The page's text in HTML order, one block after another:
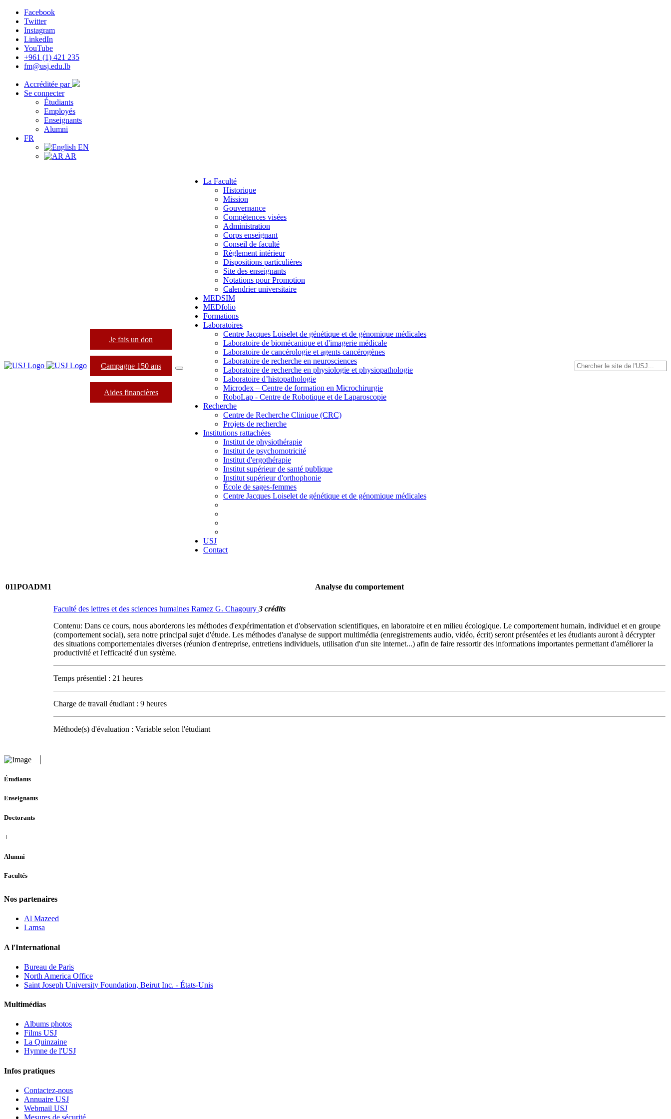
Facebook
Twitter
Instagram
LinkedIn
YouTube
+961 (1) 421 235
fm@usj.edu.lb
Accréditée par
Se connecter
Étudiants
Employés
Enseignants
Alumni
FR
EN
AR
Je fais un don
Campagne 150 ans
Aides financières
La Faculté
Historique
Mission
Gouvernance
Compétences visées
Administration
Corps enseignant
Conseil de faculté
Règlement intérieur
Dispositions particulières
Site des enseignants
Notations pour Promotion
Calendrier universitaire
MEDSIM
MEDfolio
Formations
Laboratoires
Centre Jacques Loiselet de génétique et de génomique médicales
Laboratoire de biomécanique et d'imagerie médicale
Laboratoire de cancérologie et agents cancérogènes
Laboratoire de recherche en neurosciences
Laboratoire de recherche en physiologie et physiopathologie
Laboratoire d’histopathologie
Microdex – Centre de formation en Microchirurgie
RoboLap - Centre de Robotique et de Laparoscopie
Recherche
Centre de Recherche Clinique (CRC)
Projets de recherche
Institutions rattachées
Institut de physiothérapie
Institut de psychomotricité
Institut d'ergothérapie
Institut supérieur de santé publique
Institut supérieur d'orthophonie
École de sages-femmes
Centre Jacques Loiselet de génétique et de génomique médicales
USJ
Contact
011POADM1 Analyse du comportement
Faculté des lettres et des sciences humaines Ramez G. Chagoury 3 crédits
Contenu: Dans ce cours, nous aborderons les méthodes d'expérimentation et d'observation scientifiques, en laboratoire et en milieu écologique. Le comportement humain, individuel et en groupe
(comportement social), sera notre principal sujet d'étude. Les méthodes d'analyse de support multimédia (enregistrements audio, vidéo, écrit) seront présentées et les étudiants auront à décrypter
des situations comportementales diverses (réunion d'entreprise, entretiens individuels, utilisation d'un site internet...) afin de faire ressortir des informations importantes permettant d'améliorer la
productivité et l'efficacité d'un système.
Temps présentiel : 21 heures
Charge de travail étudiant : 9 heures
Méthode(s) d'évaluation : Variable selon l'étudiant
Étudiants
Enseignants
Doctorants
+
Alumni
Facultés
Nos partenaires
Al Mazeed
Lamsa
A l'International
Bureau de Paris
North America Office
Saint Joseph University Foundation, Beirut Inc. - États-Unis
Multimédias
Albums photos
Films USJ
La Quinzaine
Hymne de l'USJ
Infos pratiques
Contactez-nous
Annuaire USJ
Webmail USJ
Mesures de sécurité